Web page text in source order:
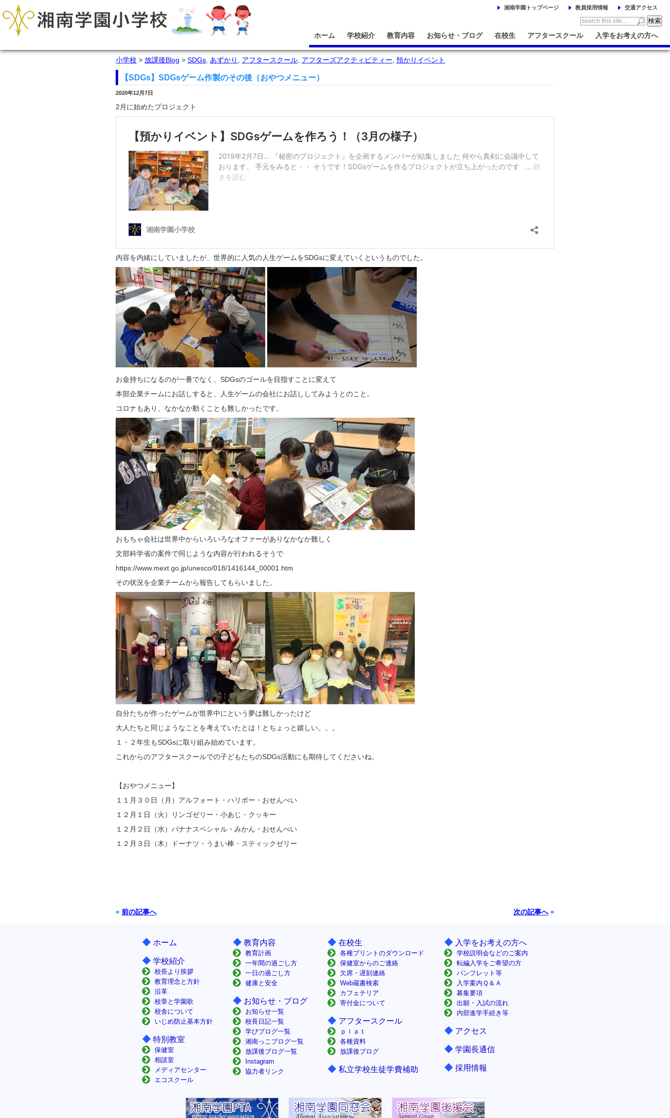
湘南学園トップページ 教員採用情報 交通アクセス
ホーム 学校紹介 教育内容 お知らせ・ブログ 在校生 アフタースクール 入学をお考えの方へ
小学校 > 放課後Blog > SDGs あずかり アフタースクール アフターズアクティビティー 預かりイベント
【SDGs】SDGsゲーム作製のその後（おやつメニュー）
2020年12月7日
2月に始めたプロジェクト
内容を内緒にしていましたが、世界的に人気の人生ゲームをSDGsに変えていくというものでした。
お金持ちになるのが一番でなく、SDGsのゴールを目指すことに変えて
本部企業チームにお話しすると、人生ゲームの会社にお話ししてみようとのこと。
コロナもあり、なかなか動くことも難しかったです。
おもちゃ会社は世界中からいろいろなオファーがありなかなか難しく
文部科学省の案件で同じような内容が行われるそうで
https://www.mext.go.jp/unesco/018/1416144_00001.htm
その状況を企業チームから報告してもらいました。
自分たちが作ったゲームが世界中にという夢は難しかったけど
大人たちと同じようなことを考えていたとは！とちょっと嬉しい。。。
１・２年生もSDGsに取り組み始めています。
これからのアフタースクールでの子どもたちのSDGs活動にも期待してくださいね。
【おやつメニュー】
１１月３０日（月）アルフォート・ハリボー・おせんべい
１２月１日（火）リンゴゼリー・小あじ・クッキー
１２月２日（水）バナナスペシャル・みかん・おせんべい
１２月３日（木）ドーナツ・うまい棒・スティックゼリー
« 前の記事へ 次の記事へ»
◆ ホーム
◆ 学校紹介
校長より挨拶
教育理念と方針
沿革
校章と学園歌
校舎について
いじめ防止基本方針
◆ 特別教室
保健室
相談室
メディアセンター
エコスクール
◆ 教育内容
教育計画
一年間の過ごし方
一日の過ごし方
健康と安全
◆ お知らせ・ブログ
お知らせ一覧
校長日記一覧
学びブログ一覧
湘南っこブログ一覧
放課後ブログ一覧
Instagram
協力者リンク
◆ 在校生
各種プリントのダウンロード
保健室からのご連絡
欠席・遅刻連絡
Web蔵書検索
カフェテリア
寄付金について
◆ アフタースクール
ｐｌａｔ
各種資料
放課後ブログ
◆ 私立学校生徒学費補助
◆ 入学をお考えの方へ
学校説明会などのご案内
転編入学をご希望の方
パンフレット等
入学案内Ｑ＆Ａ
募集要項
出願・入試の流れ
内部進学手続き等
◆ アクセス
◆ 学園長通信
◆ 採用情報